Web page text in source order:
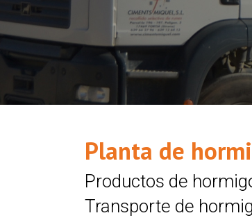
Planta de
Productos de
Transporte de